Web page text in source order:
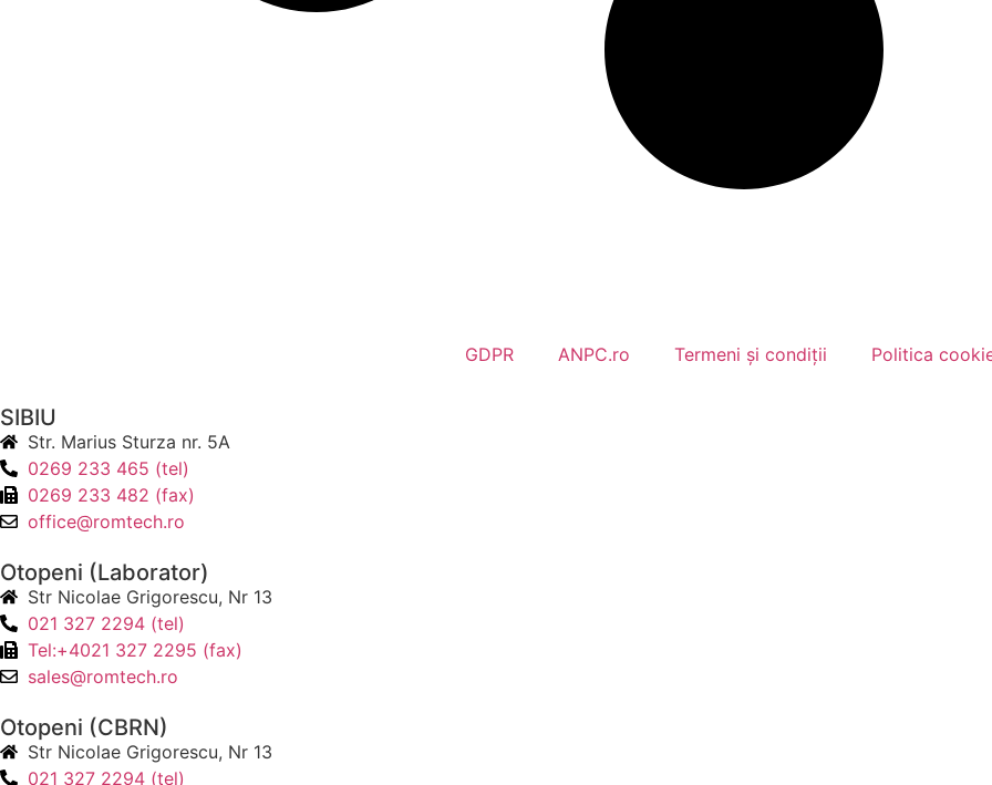
GDPR ANPC.ro Termeni și condiții Politica
SIBIU
Str. Marius Sturza nr. 5A
0269 233 465 (tel)
0269 233 482 (fax)
office@romtech.ro
Otopeni (Laborator)
Str Nicolae Grigorescu, Nr 13
021 327 2294 (tel)
Tel:+4021 327 2295 (fax)
sales@romtech.ro
Otopeni (CBRN)
Str Nicolae Grigorescu, Nr 13
021 327 2294 (tel)